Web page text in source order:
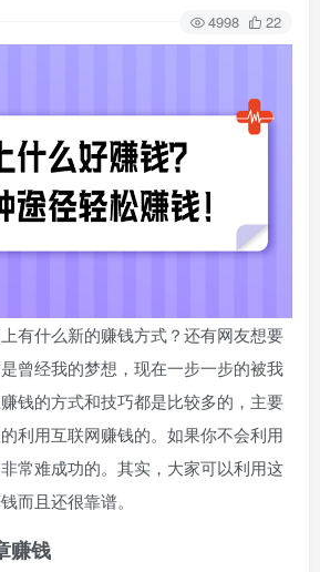
4998 22
有什么新的赚钱方式？还有网友想要
曾经我的梦想，现在一步一步的被我
钱的方式和技巧都是比较多的，主要
利用互联网赚钱的。如果你不会利用
常难成功的。其实，大家可以利用这
而且还很靠谱。
赚钱